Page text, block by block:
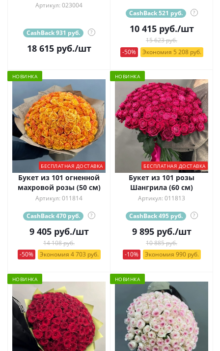
Артикул: 023004
CashBack 931 руб. ?
18 615руб./шт
CashBack 521 руб. ?
10 415руб./шт
15 623 руб.
-50%
Экономия 5 208 руб.
НОВИНКА
БЕСПЛАТНАЯ ДОСТАВКА
Букет из 101 огненной
махровой розы (50 см)
Артикул: 011814
CashBack 470 руб. ?
9 405руб./шт
14 108 руб.
-50%
Экономия 4 703 руб.
НОВИНКА
БЕСПЛАТНАЯ ДОСТАВКА
Букет из 101 розы
Шангрила (60 см)
Артикул: 011813
CashBack 495 руб. ?
9 895руб./шт
10 885 руб.
-10%
Экономия 990 руб.
НОВИНКА НОВИНКА